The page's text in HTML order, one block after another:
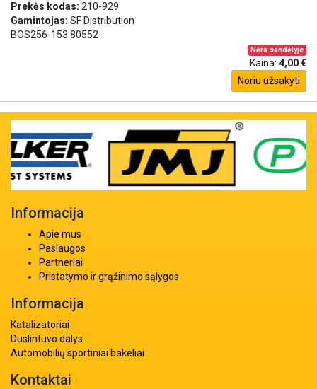
Prekės kodas: 210-929
Gamintojas: SF Distribution
BOS256-153 80552
Nėra sandėlyje
Kaina: 4,00 €
Noriu užsakyti
Informacija
Apie mus
Paslaugos
Partneriai
Pristatymo ir grąžinimo sąlygos
Informacija
Katalizatoriai
Duslintuvo dalys
Automobilių sportiniai bakeliai
Kontaktai